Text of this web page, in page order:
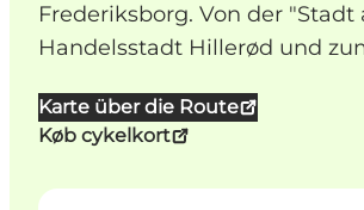
Frederiksborg. Von der
Handelsstadt Hillerød und
Karte über die Route
Køb cykelkort